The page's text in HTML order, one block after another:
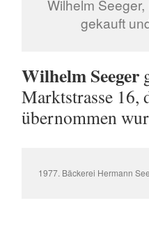
Wilhelm
gekauft
Wilhelm Seeger
Marktstrasse 16,
übernommen
1977. Bäckerei Hermann